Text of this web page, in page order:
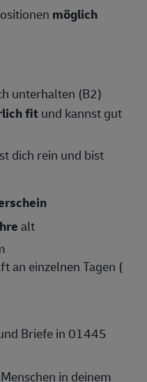
möglich
unterhalten (B2)
fit und kannst gut
dich rein und bist
alt
an einzelnen Tagen (
Briefe in 01445
in deinem